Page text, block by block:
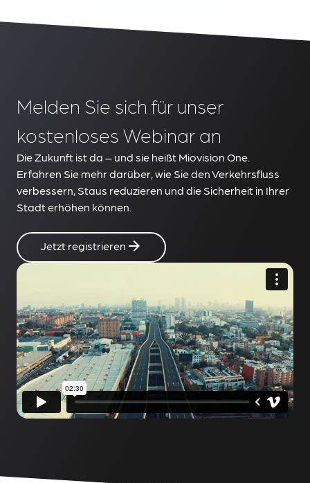
Melden Sie sich für unser
kostenloses Webinar an
Die Zukunft ist da – und sie heißt Miovision One.
Erfahren Sie mehr darüber, wie Sie den Verkehrsfluss
verbessern, Staus reduzieren und die Sicherheit in Ihrer
Stadt erhöhen können.
Jetzt registrieren